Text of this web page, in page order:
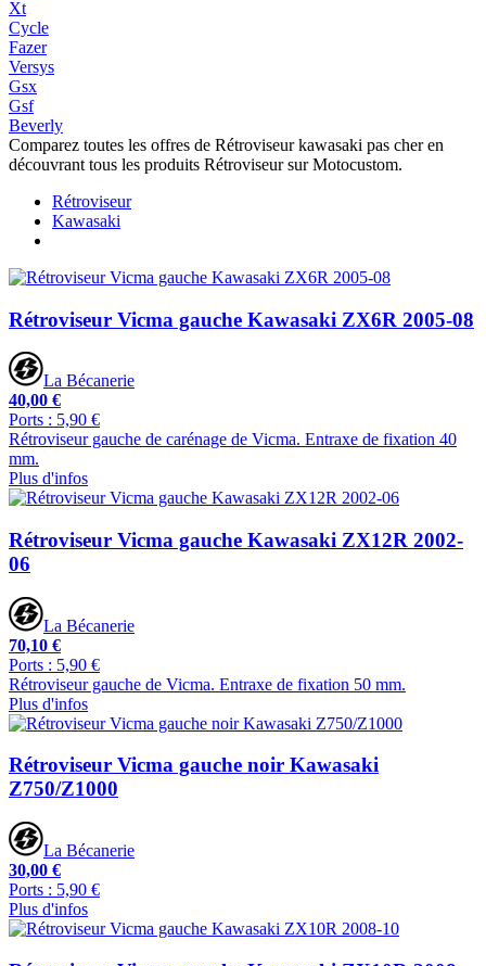
Xt
Cycle
Fazer
Versys
Gsx
Gsf
Beverly
Comparez toutes les offres de Rétroviseur kawasaki pas cher en
découvrant tous les produits Rétroviseur sur Motocustom.
Rétroviseur
Kawasaki
Rétroviseur Vicma gauche Kawasaki ZX6R 2005-08
La Bécanerie
40,00 €
Ports : 5,90 €
Rétroviseur gauche de carénage de Vicma. Entraxe de fixation 40
mm.
Plus d'infos
Rétroviseur Vicma gauche Kawasaki ZX12R 2002-
06
La Bécanerie
70,10 €
Ports : 5,90 €
Rétroviseur gauche de Vicma. Entraxe de fixation 50 mm.
Plus d'infos
Rétroviseur Vicma gauche noir Kawasaki
Z750/Z1000
La Bécanerie
30,00 €
Ports : 5,90 €
Plus d'infos